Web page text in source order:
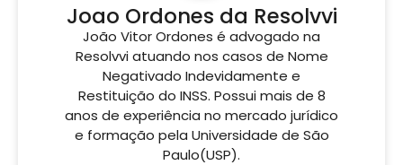
Joao Ordones da Resolvvi
João Vitor Ordones é advogado na
Resolvvi atuando nos casos de Nome
Negativado Indevidamente e
Restituição do INSS. Possui mais de 8
anos de experiência no mercado jurídico
e formação pela Universidade de São
Paulo(USP).